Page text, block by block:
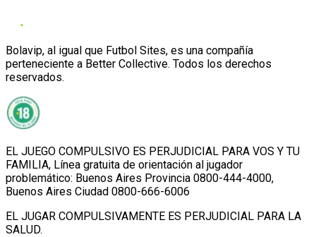
Bolavip, al igual que Futbol Sites, es una compañía
perteneciente a Better Collective. Todos los derechos
reservados.
EL JUEGO COMPULSIVO ES PERJUDICIAL PARA VOS Y TU
FAMILIA, Línea gratuita de orientación al jugador
problemático: Buenos Aires Provincia 0800-444-4000,
Buenos Aires Ciudad 0800-666-6006
EL JUGAR COMPULSIVAMENTE ES PERJUDICIAL PARA LA
SALUD.